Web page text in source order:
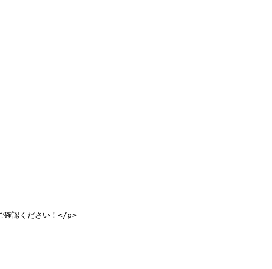
確認ください！ </p>